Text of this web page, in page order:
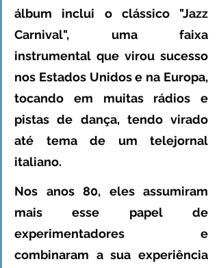
álbum inclui o clássico "Jazz
Carnival", uma faixa
instrumental que virou sucesso
nos Estados Unidos e na Europa,
tocando em muitas rádios e
pistas de dança, tendo virado
até tema de um telejornal
italiano.
Nos anos 80, eles assumiram
mais esse papel de
experimentadores e
combinaram a sua experiência